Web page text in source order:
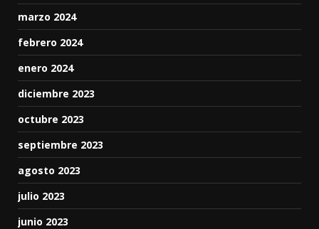
marzo 2024
febrero 2024
enero 2024
diciembre 2023
octubre 2023
septiembre 2023
agosto 2023
julio 2023
junio 2023